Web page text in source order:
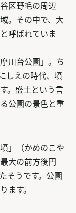
区野毛の周辺
。その中で、大
呼ばれていま
川台公園」。ち
しえの時代、墳
。盛土という言
公園の景色と重
」（かめのこや
大の前方後円
そうです。公園
ます。